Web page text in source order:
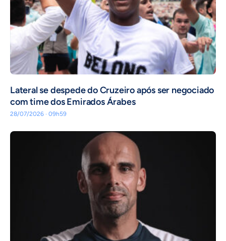
Lateral se despede do Cruzeiro após ser negociado
com time dos Emirados Árabes
28/07/2026 · 09h59